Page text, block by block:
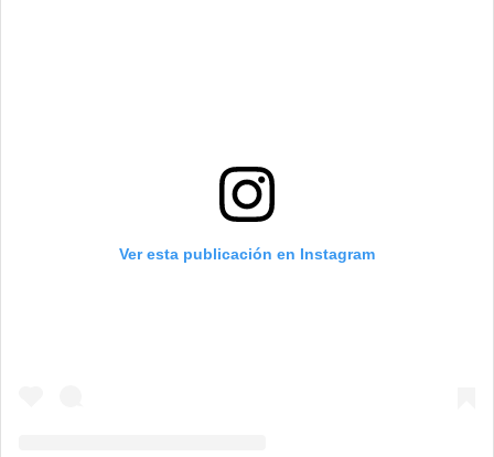
Ver esta publicación en Instagram